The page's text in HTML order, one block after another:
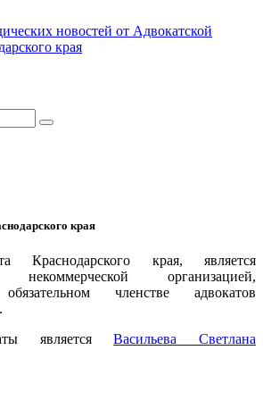
новостей от Адвокатской
края
края
Краснодарского края, является
некоммерческой организацией,
членстве адвокатов
являетсяВаcильева Светлана